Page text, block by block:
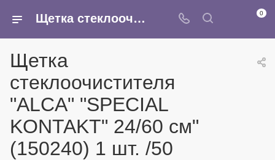
Щетка стеклоочистителя "ALCA" "SPECIAL KONTAKT" 24/60 см" (150240) 1 шт. /50 - купить в интернет-магазине Армина 0
Щетка
стеклоочистителя
"ALCA" "SPECIAL
KONTAKT" 24/60 см"
(150240) 1 шт. /50